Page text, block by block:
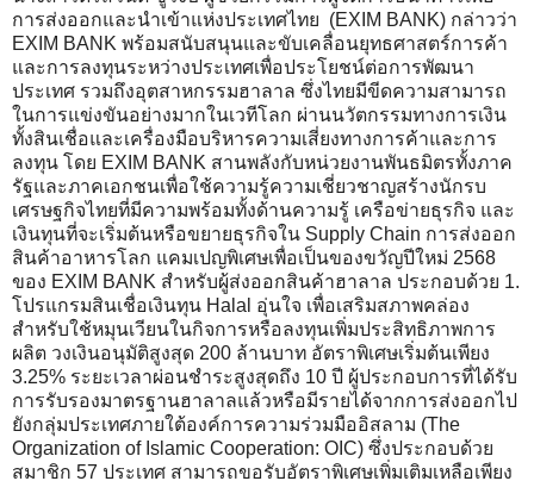
การส่งออกและนำเข้าแห่งประเทศไทย (EXIM BANK) กล่าวว่า
EXIM BANK พร้อมสนับสนุนและขับเคลื่อนยุทธศาสตร์การค้า
และการลงทุนระหว่างประเทศเพื่อประโยชน์ต่อการพัฒนา
ประเทศ รวมถึงอุตสาหกรรมฮาลาล ซึ่งไทยมีขีดความสามารถ
ในการแข่งขันอย่างมากในเวทีโลก ผ่านนวัตกรรมทางการเงิน
ทั้งสินเชื่อและเครื่องมือบริหารความเสี่ยงทางการค้าและการ
ลงทุน โดย EXIM BANK สานพลังกับหน่วยงานพันธมิตรทั้งภาค
รัฐและภาคเอกชนเพื่อใช้ความรู้ความเชี่ยวชาญสร้างนักรบ
เศรษฐกิจไทยที่มีความพร้อมทั้งด้านความรู้ เครือข่ายธุรกิจ และ
เงินทุนที่จะเริ่มต้นหรือขยายธุรกิจใน Supply Chain การส่งออก
สินค้าอาหารโลก แคมเปญพิเศษเพื่อเป็นของขวัญปีใหม่ 2568
ของ EXIM BANK สำหรับผู้ส่งออกสินค้าฮาลาล ประกอบด้วย 1.
โปรแกรมสินเชื่อเงินทุน Halal อุ่นใจ เพื่อเสริมสภาพคล่อง
สำหรับใช้หมุนเวียนในกิจการหรือลงทุนเพิ่มประสิทธิภาพการ
ผลิต วงเงินอนุมัติสูงสุด 200 ล้านบาท อัตราพิเศษเริ่มต้นเพียง
3.25% ระยะเวลาผ่อนชำระสูงสุดถึง 10 ปี ผู้ประกอบการที่ได้รับ
การรับรองมาตรฐานฮาลาลแล้วหรือมีรายได้จากการส่งออกไป
ยังกลุ่มประเทศภายใต้องค์การความร่วมมืออิสลาม (The
Organization of Islamic Cooperation: OIC) ซึ่งประกอบด้วย
สมาชิก 57 ประเทศ สามารถขอรับอัตราพิเศษเพิ่มเติมเหลือเพียง